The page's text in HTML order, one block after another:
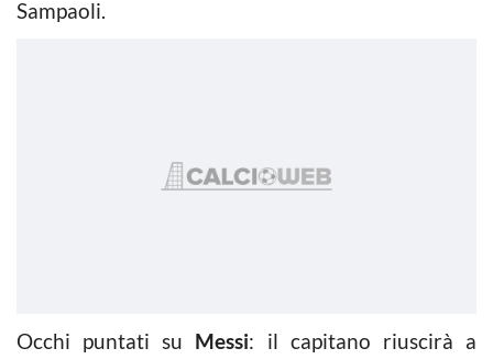
Sampaoli.
Occhi puntati su Messi: il capitano riuscirà a